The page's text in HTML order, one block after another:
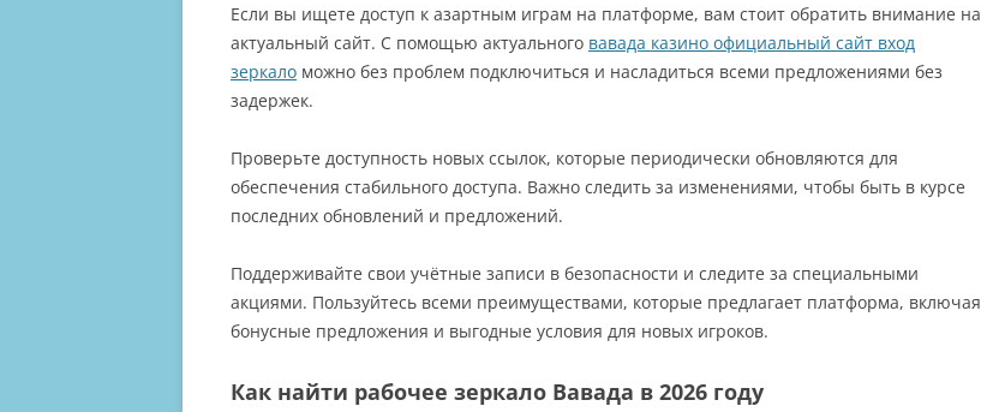
EU FINANCIAL REGULATION – MAY
EU FINANCIAL REGULATION – MAY
2017
Если вы ищете доступ к азартным играм на платформе, вам стоит обратить внимание на
актуальный сайт. С помощью актуального вавада казино официальный сайт вход
зеркало можно без проблем подключиться и насладиться всеми предложениями без
задержек.
Проверьте доступность новых ссылок, которые периодически обновляются для
обеспечения стабильного доступа. Важно следить за изменениями, чтобы быть в курсе
последних обновлений и предложений.
Поддерживайте свои учётные записи в безопасности и следите за специальными
акциями. Пользуйтесь всеми преимуществами, которые предлагает платформа, включая
бонусные предложения и выгодные условия для новых игроков.
Как найти рабочее зеркало Вавада в 2026 году